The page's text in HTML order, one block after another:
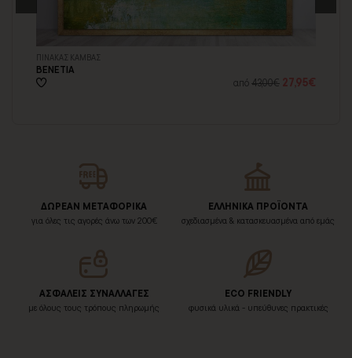
ΠΙΝΑΚΑΣ ΚΑΜΒΑΣ
ΒΕΝΕΤΙΑ
από43,00€ 27,95€
ΔΩΡΕΑΝ ΜΕΤΑΦΟΡΙΚΑ
για όλες τις αγορές άνω των 200€
ΕΛΛΗΝΙΚΑ ΠΡΟΪΟΝΤΑ
σχεδιασμένα & κατασκευασμένα από εμάς
ΑΣΦΑΛΕΙΣ ΣΥΝΑΛΛΑΓΕΣ
με όλους τους τρόπους πληρωμής
ECO FRIENDLY
φυσικά υλικά - υπεύθυνες πρακτικές